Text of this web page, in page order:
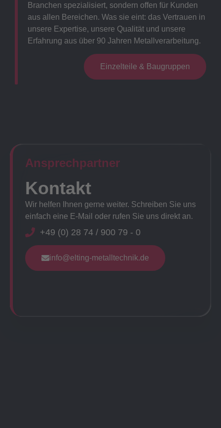
Branchen spezialisiert, sondern offen für Kunden
aus allen Bereichen. Was sie eint: das Vertrauen in
unsere Expertise, unsere Qualität und unsere
Erfahrung aus über 90 Jahren Metallverarbeitung.
Einzelteile & Baugruppen
Ansprechpartner​
Kontakt
Wir helfen Ihnen gerne weiter. Schreiben Sie uns
einfach eine E-Mail oder rufen Sie uns direkt an.
+49 (0) 28 74 / 900 79 - 0
info@elting-metalltechnik.de